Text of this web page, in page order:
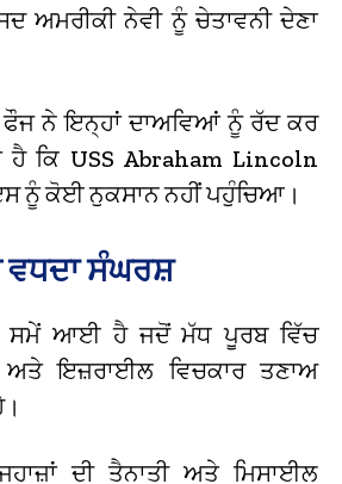
ਅਮਰੀਕੀ ਨੇਵੀ ਨੂੰ ਚੇਤਾਵਨੀ ਦੇਣਾ
ਫੌਜ ਨੇ ਇਨ੍ਹਾਂ ਦਾਅਵਿਆਂ ਨੂੰ ਰੱਦ ਕਰ
ਹੈ ਕਿ USS Abraham Lincoln
ਨੂੰ ਕੋਈ ਨੁਕਸਾਨ ਨਹੀਂ ਪਹੁੰਚਿਆ।
ਵਧਦਾ ਸੰਘਰਸ਼
ਸਮੇਂ ਆਈ ਹੈ ਜਦੋਂ ਮੱਧ ਪੂਰਬ ਵਿੱਚ
ਅਤੇ ਇਜ਼ਰਾਈਲ ਵਿਚਕਾਰ ਤਣਾਅ
ਦੀ ਤੈਨਾਤੀ ਅਤੇ ਮਿਸਾਈਲ